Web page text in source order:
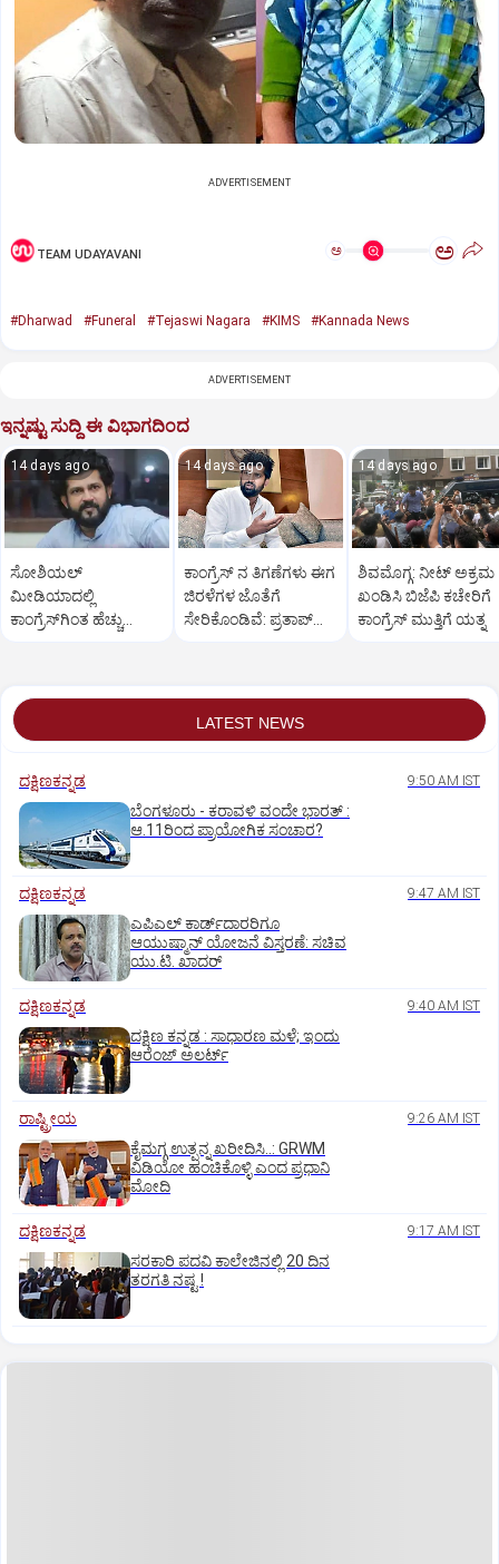
ADVERTISEMENT
TEAM UDAYAVANI ಅ ಅ
#Dharwad #Funeral #Tejaswi Nagara #KIMS #Kannada News
ADVERTISEMENT
ಇನ್ನಷ್ಟು ಸುದ್ದಿ ಈ ವಿಭಾಗದಿಂದ
14 days ago
ಸೋಶಿಯಲ್‌
ಮೀಡಿಯಾದಲ್ಲಿ
ಕಾಂಗ್ರೆಸ್‌ಗಿಂತ ಹೆಚ್ಚು
14 days ago
ಕಾಂಗ್ರೆಸ್ ನ ತಿಗಣೆಗಳು ಈಗ
ಜಿರಳೆಗಳ ಜೊತೆಗೆ
ಸೇರಿಕೊಂಡಿವೆ: ಪ್ರತಾಪ್
14 days ago
ಶಿವಮೊಗ್ಗ: ನೀಟ್ ಅಕ್ರಮ
ಖಂಡಿಸಿ ಬಿಜೆಪಿ ಕಚೇರಿಗೆ
ಕಾಂಗ್ರೆಸ್ ಮುತ್ತಿಗೆ ಯತ್ನ
LATEST NEWS
ದಕ್ಷಿಣಕನ್ನಡ 9:50 AM IST
ಬೆಂಗಳೂರು - ಕರಾವಳಿ ವಂದೇ ಭಾರತ್‌ :
ಆ.11ರಿಂದ ಪ್ರಾಯೋಗಿಕ ಸಂಚಾರ?
ದಕ್ಷಿಣಕನ್ನಡ 9:47 AM IST
ಎಪಿಎಲ್‌ ಕಾರ್ಡ್‌ದಾರರಿಗೂ
ಆಯುಷ್ಮಾನ್‌ ಯೋಜನೆ ವಿಸ್ತರಣೆ: ಸಚಿವ
ಯು.ಟಿ. ಖಾದರ್
ದಕ್ಷಿಣಕನ್ನಡ 9:40 AM IST
ದಕ್ಷಿಣ ಕನ್ನಡ : ಸಾಧಾರಣ ಮಳೆ; ಇಂದು
ಆರೆಂಜ್‌ ಅಲರ್ಟ್
ರಾಷ್ಟ್ರೀಯ 9:26 AM IST
ಕೈಮಗ್ಗ ಉತ್ಪನ್ನ ಖರೀದಿಸಿ..: GRWM
ವಿಡಿಯೋ ಹಂಚಿಕೊಳ್ಳಿ ಎಂದ ಪ್ರಧಾನಿ
ಮೋದಿ
ದಕ್ಷಿಣಕನ್ನಡ 9:17 AM IST
ಸರಕಾರಿ ಪದವಿ ಕಾಲೇಜಿನಲ್ಲಿ 20 ದಿನ
ತರಗತಿ ನಷ್ಟ !